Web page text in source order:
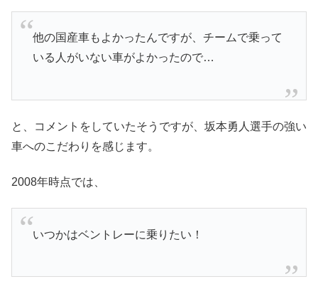
他の国産車もよかったんですが、チームで乗って
いる人がいない車がよかったので…
と、コメントをしていたそうですが、坂本勇人選手の強い
車へのこだわりを感じます。
2008年時点では、
いつかはベントレーに乗りたい！